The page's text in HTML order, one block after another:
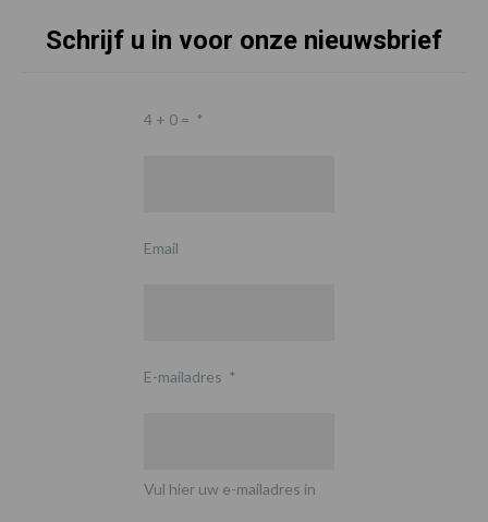
Schrijf u in voor onze nieuwsbrief
4 + 0 = *
Email
E-mailadres *
Vul hier uw e-mailadres in